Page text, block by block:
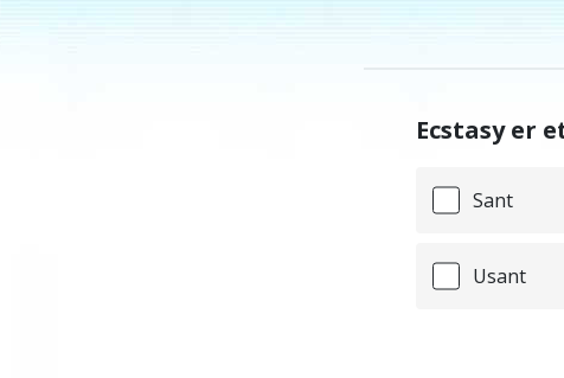
Ecstasy er
Sant
Usant